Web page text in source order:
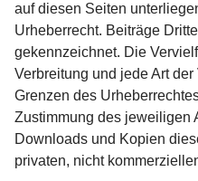
auf diesen Seiten
Urheberrecht. Beiträge
gekennzeichnet. Die
Verbreitung und jede Art
Grenzen des
Zustimmung des jeweiligen
Downloads und Kopien
privaten, nicht